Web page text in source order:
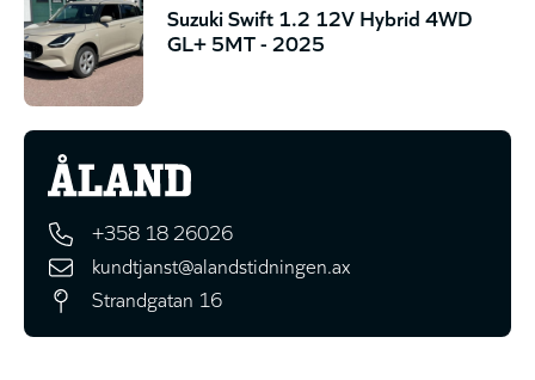
Suzuki Swift 1.2 12V Hybrid 4WD
GL+ 5MT - 2025
+358 18 26026
kundtjanst@alandstidningen.ax
Strandgatan 16